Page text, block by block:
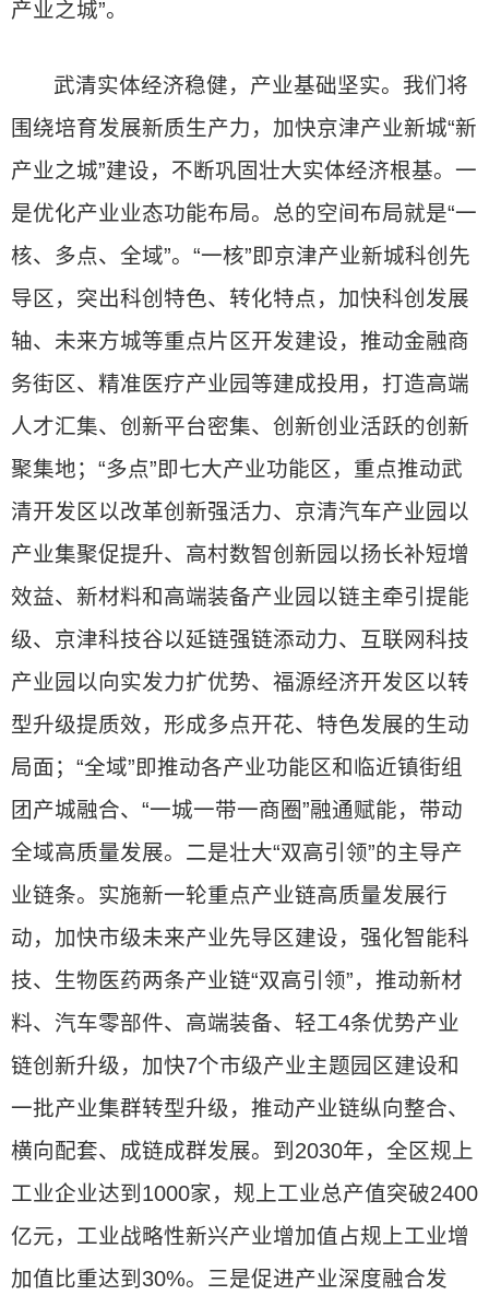
产业之城”。
武清实体经济稳健，产业基础坚实。我们将
围绕培育发展新质生产力，加快京津产业新城“新
产业之城”建设，不断巩固壮大实体经济根基。一
是优化产业业态功能布局。总的空间布局就是“一
核、多点、全域”。“一核”即京津产业新城科创先
导区，突出科创特色、转化特点，加快科创发展
轴、未来方城等重点片区开发建设，推动金融商
务街区、精准医疗产业园等建成投用，打造高端
人才汇集、创新平台密集、创新创业活跃的创新
聚集地；“多点”即七大产业功能区，重点推动武
清开发区以改革创新强活力、京清汽车产业园以
产业集聚促提升、高村数智创新园以扬长补短增
效益、新材料和高端装备产业园以链主牵引提能
级、京津科技谷以延链强链添动力、互联网科技
产业园以向实发力扩优势、福源经济开发区以转
型升级提质效，形成多点开花、特色发展的生动
局面；“全域”即推动各产业功能区和临近镇街组
团产城融合、“一城一带一商圈”融通赋能，带动
全域高质量发展。二是壮大“双高引领”的主导产
业链条。实施新一轮重点产业链高质量发展行
动，加快市级未来产业先导区建设，强化智能科
技、生物医药两条产业链“双高引领”，推动新材
料、汽车零部件、高端装备、轻工4条优势产业
链创新升级，加快7个市级产业主题园区建设和
一批产业集群转型升级，推动产业链纵向整合、
横向配套、成链成群发展。到2030年，全区规上
工业企业达到1000家，规上工业总产值突破2400
亿元，工业战略性新兴产业增加值占规上工业增
加值比重达到30%。三是促进产业深度融合发